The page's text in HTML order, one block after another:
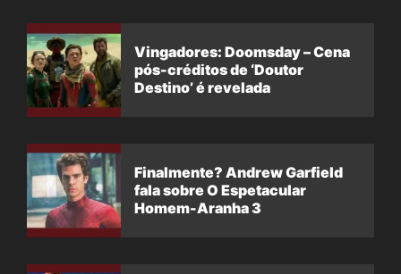
Vingadores: Doomsday – Cena
pós-créditos de ‘Doutor
Destino’ é revelada
Finalmente? Andrew Garfield
fala sobre O Espetacular
Homem-Aranha 3